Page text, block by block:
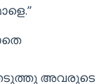
അവരുടെ